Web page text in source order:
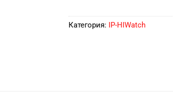
Категория: IP-HIWatch